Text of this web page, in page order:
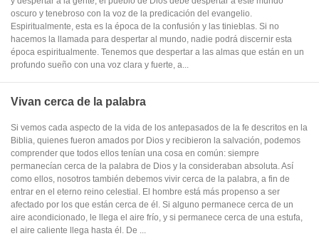
oscuro y tenebroso con la voz de la predicación del evangelio.
Espiritualmente, esta es la época de la confusión y las tinieblas. Si no
hacemos la llamada para despertar al mundo, nadie podrá discernir esta
época espiritualmente. Tenemos que despertar a las almas que están en un
profundo sueño con una voz clara y fuerte, a...
Vivan cerca de la palabra
Si vemos cada aspecto de la vida de los antepasados de la fe descritos en la
Biblia, quienes fueron amados por Dios y recibieron la salvación, podemos
comprender que todos ellos tenían una cosa en común: siempre
permanecían cerca de la palabra de Dios y la consideraban absoluta. Así
como ellos, nosotros también debemos vivir cerca de la palabra, a fin de
entrar en el eterno reino celestial. El hombre está más propenso a ser
afectado por los que están cerca de él. Si alguno permanece cerca de un
aire acondicionado, le llega el aire frío, y si permanece cerca de una estufa,
el aire caliente llega hasta él. De ...